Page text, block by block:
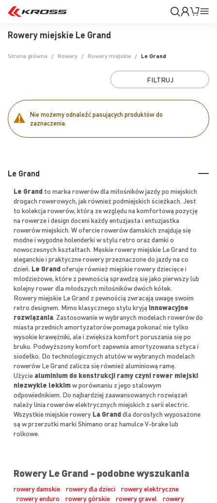
Mój
Moje
konto
Rowery miejskie Le Grand
Strona główna Rowery Rowery miejskie Le Grand
Nie możemy odnaleźć pasujących produktów do
zaznaczenia.
FILTRUJ
Le Grand
Le Grand to marka rowerów dla miłośników jazdy po miejskich
drogach rowerowych, jak również podmiejskich ścieżkach. Jest
to kolekcja rowerów, którą ze względu na komfortową pozycję
na rowerze i design doceni każdy entuzjasta i entuzjastka
rowerów miejskich. W ofercie rowerów damskich znajdują się
modne i wygodne holenderki w stylu retro oraz damki o
nowoczesnych kształtach. Męskie rowery miejskie Le Grand to
eleganckie i praktyczne rowery przeznaczone do jazdy na co
dzień. Le Grandoferuje również miejskie rowery dziecięce i
młodzieżowe, które z pewnością sprawdzą się jako pierwszy lub
kolejny rower dla młodszych miłośników dwóch kółek.
Rowery miejskie Le Grand z pewnością zwracają uwagę swoim
retro designem. Mimo klasycznego stylu kryją innowacyjne
rozwiązania. Zastosowanie w wybranych modelach rowerów do
miasta przednich amortyzatorów pomaga pokonać nie tylko
wysokie krawężniki, ale i zwiększa komfort poruszania się po
bruku. Podwyższony komfort zapewnia amortyzowana sztyca i
siodełko. Do technologicznych atutów w wybranych modelach
rowerów Le Grand zalicza się również aluminiową ramę.
Użycie aluminium do konstrukcji ramy czyni rower miejski
niezwykle lekkimw porównaniu z jego stalowym
odpowiednikiem. Do najbardziej zaawansowanych rozwiązań
należy linia rowerów elektrycznych miejskich z serii electric.
Wszystkie miejskie rowery La Granddla dorosłych wyposażone
są w przerzutki marki Shimano oraz hamulce V-brake lub
rolkowe.
Rowery Le Grand - podobne wyszukania
rowery damskie rowery dla dzieci
rowery elektryczne
rowery enduro
rowery górskie rowery gravel
rowery